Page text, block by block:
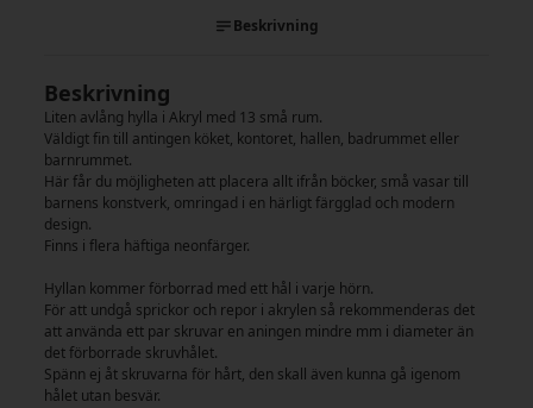
Beskrivning
Beskrivning
Liten avlång hylla i Akryl med 13 små rum.
Väldigt fin till antingen köket, kontoret, hallen, badrummet eller
barnrummet.
Här får du möjligheten att placera allt ifrån böcker, små vasar till
barnens konstverk, omringad i en härligt färgglad och modern
design.
Finns i flera häftiga neonfärger.
Hyllan kommer förborrad med ett hål i varje hörn.
För att undgå sprickor och repor i akrylen så rekommenderas det
att använda ett par skruvar en aningen mindre mm i diameter än
det förborrade skruvhålet.
Spänn ej åt skruvarna för hårt, den skall även kunna gå igenom
hålet utan besvär.